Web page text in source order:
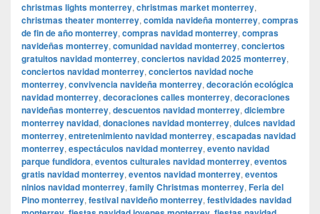
christmas lights monterrey, christmas market monterrey,
christmas theater monterrey, comida navideña monterrey, compras
de fin de año monterrey, compras navidad monterrey, compras
navideñas monterrey, comunidad navidad monterrey, conciertos
gratuitos navidad monterrey, conciertos navidad 2025 monterrey,
conciertos navidad monterrey, conciertos navidad noche
monterrey, convivencia navideña monterrey, decoración ecológica
navidad monterrey, decoraciones calles monterrey, decoraciones
navideñas monterrey, descuentos navidad monterrey, diciembre
monterrey navidad, donaciones navidad monterrey, dulces navidad
monterrey, entretenimiento navidad monterrey, escapadas navidad
monterrey, espectáculos navidad monterrey, evento navidad
parque fundidora, eventos culturales navidad monterrey, eventos
gratis navidad monterrey, eventos navidad monterrey, eventos
ninios navidad monterrey, family Christmas monterrey, Feria del
Pino monterrey, festival navideño monterrey, festividades navidad